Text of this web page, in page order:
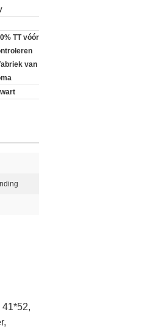
TT vóór
van